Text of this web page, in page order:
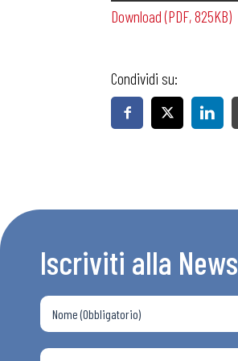
Download (PDF, 825KB)
Condividi su:
Iscriviti alla